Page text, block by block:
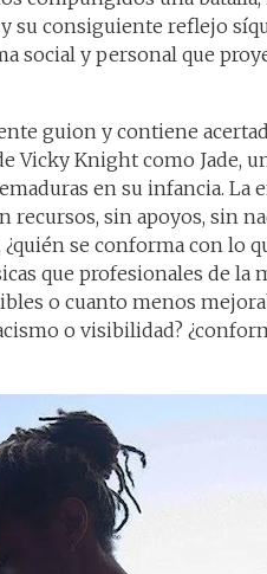
su consiguiente reflejo
social y personal que
guion y contiene
Vicky Knight como Jade,
en su infancia. La
sin apoyos, sin
se conforma con lo
que profesionales de la
o cuanto menos
o visibilidad?